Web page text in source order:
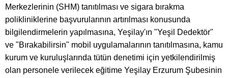
Merkezlerinin (SHM) tanıtılması ve sigara bırakma
polikliniklerine başvurularının artırılması konusunda
bilgilendirmelerin yapılmasına, Yeşilay'ın "Yeşil Dedektör"
ve "Bırakabilirsin" mobil uygulamalarının tanıtılmasına, kamu
kurum ve kuruluşlarında tütün denetimi için yetkilendirilmiş
olan personele verilecek eğitime Yeşilay Erzurum Şubesinin